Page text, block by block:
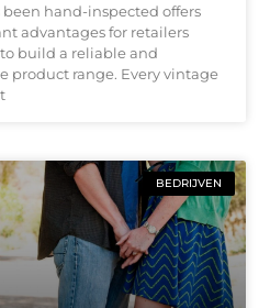
been hand-inspected offers
advantages for retailers
build a reliable and
product range. Every vintage
BEDRIJVEN